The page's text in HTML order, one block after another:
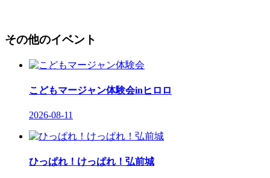
その他のイベント
こどもマージャン体験会inヒロロ
2026-08-11
ひっぱれ！けっぱれ！弘前城